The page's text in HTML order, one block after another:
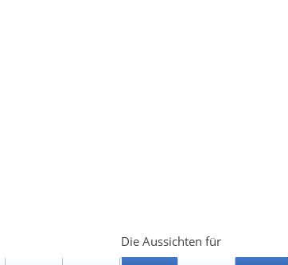
Die Aussichten für